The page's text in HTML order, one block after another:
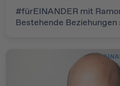
#fürEINANDER mit
Bestehende